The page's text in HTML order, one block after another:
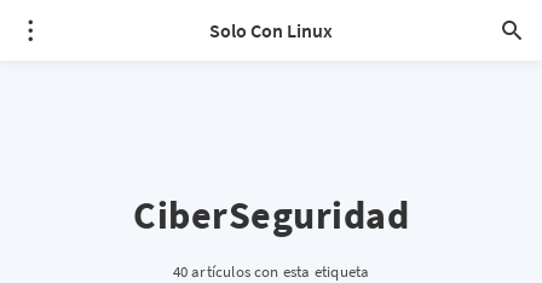
Solo Con Linux
CiberSeguridad
40 artículos con esta etiqueta